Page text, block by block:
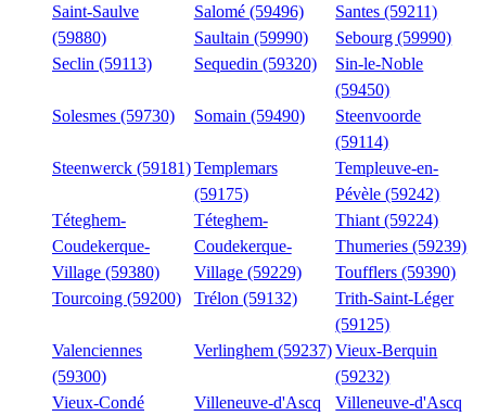
Saint-Saulve
(59880)
Salomé (59496)
Santes (59211)
Saultain (59990)
Sebourg (59990)
Seclin (59113)
Sequedin (59320)
Sin-le-Noble
(59450)
Solesmes (59730)
Somain (59490)
Steenvoorde
(59114)
Steenwerck (59181)Templemars
(59175)
Templeuve-en-
Pévèle (59242)
Téteghem-
Coudekerque-
Village (59380)
Téteghem-
Coudekerque-
Village (59229)
Thiant (59224)
Thumeries (59239)
Toufflers (59390)
Tourcoing (59200)
Trélon (59132)
Trith-Saint-Léger
(59125)
Valenciennes
(59300)
Verlinghem (59237) Vieux-Berquin
(59232)
Vieux-Condé
Villeneuve-d'Ascq
Villeneuve-d'Ascq